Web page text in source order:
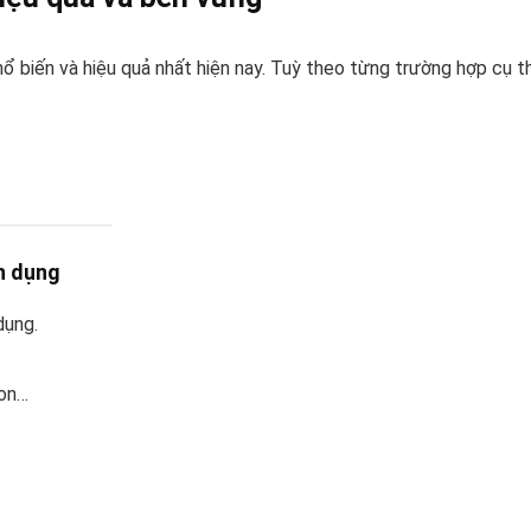
biến và hiệu quả nhất hiện nay. Tuỳ theo từng trường hợp cụ
dụng